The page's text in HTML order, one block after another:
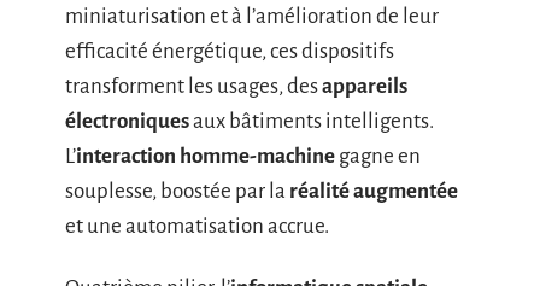
miniaturisation et à l’amélioration de leur
efficacité énergétique, ces dispositifs
transforment les usages, desappareils
électroniquesaux bâtiments intelligents.
L’interaction homme-machine gagne en
souplesse, boostée par la réalité augmentée
et une automatisation accrue.